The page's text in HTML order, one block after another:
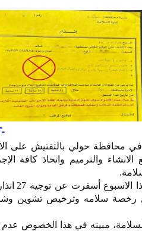
في محافظة حولي بالتفتيش على
والترميم واتخاذ كافة
وأكدت ان الجولة الميدانية
وتنفيذ 24 معامله تنوعت ما بين رخصة سلامه وترخيص
مبينه في هذا الخصوص عدم